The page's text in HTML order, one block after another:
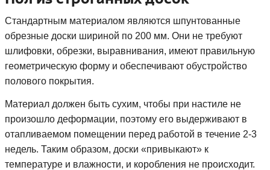
Стандартным материалом являются шпунтованные
обрезные доски шириной по 200 мм. Они не требуют
шлифовки, обрезки, выравнивания, имеют правильную
геометрическую форму и обеспечивают обустройство
полового покрытия.
Материал должен быть сухим, чтобы при настиле не
произошло деформации, поэтому его выдерживают в
отапливаемом помещении перед работой в течение 2-3
недель. Таким образом, доски «привыкают» к
температуре и влажности, и коробления не происходит.